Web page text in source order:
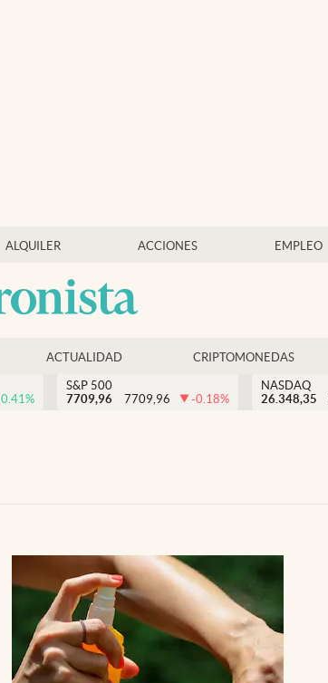
ALQUILER ACCIONES EMPLEO
ACTUALIDAD CRIPTOMONEDAS
0.41%
S&P 500
7709,96
7709,96 -0.18%
NASDAQ
26.348,35